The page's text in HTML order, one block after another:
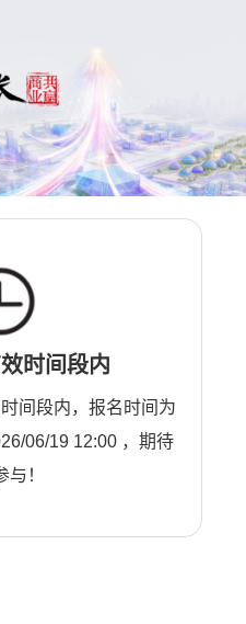
时间段内
间段内，报名时间为
06/19 12:00 ，期待
与！